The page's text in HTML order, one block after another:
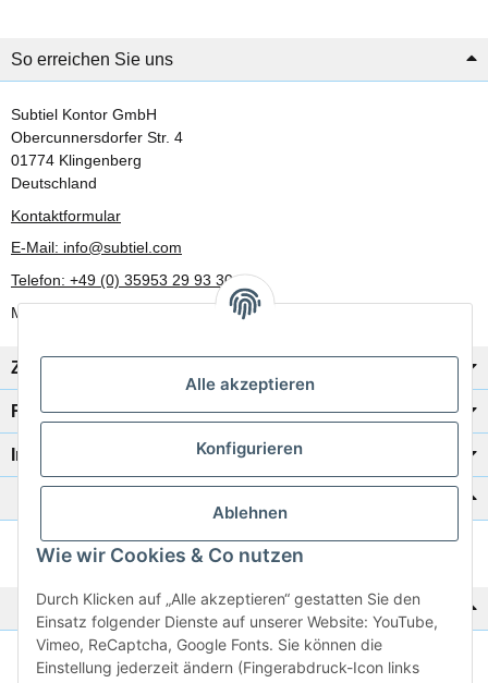
Alle akzeptieren
Konfigurieren
Ablehnen
Wie wir Cookies & Co nutzen
Durch Klicken auf „Alle akzeptieren“ gestatten Sie den
Einsatz folgender Dienste auf unserer Website: YouTube,
Vimeo, ReCaptcha, Google Fonts. Sie können die
Einstellung jederzeit ändern (Fingerabdruck-Icon links
So erreichen Sie uns
Subtiel Kontor GmbH
Obercunnersdorfer Str. 4
01774 Klingenberg
Deutschland
Kontaktformular
E-Mail: info@subtiel.com
Telefon: +49 (0) 35953 29 93 30
Mo-Fr: 8:00 Uhr - 17:00 Uhr
Zahlung/Versand
Rechtliches
Informationen
Zur Schnellbestellung
Noch kein Katalog?
Preisliste anschauen